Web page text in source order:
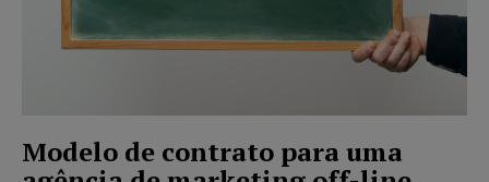
Modelo de contrato para uma